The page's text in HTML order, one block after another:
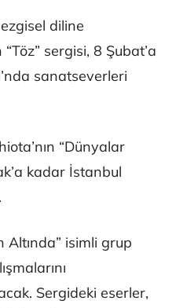
diline
sergisi, 8 Şubat’a
sanatseverleri
“Dünyalar
kadar İstanbul
Altında” isimli grup
Sergideki eserler,